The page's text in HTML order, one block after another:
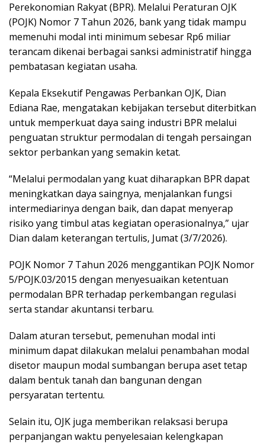
Perekonomian Rakyat (BPR). Melalui Peraturan OJK
(POJK) Nomor 7 Tahun 2026, bank yang tidak mampu
memenuhi modal inti minimum sebesar Rp6 miliar
terancam dikenai berbagai sanksi administratif hingga
pembatasan kegiatan usaha.
Kepala Eksekutif Pengawas Perbankan OJK, Dian
Ediana Rae, mengatakan kebijakan tersebut diterbitkan
untuk memperkuat daya saing industri BPR melalui
penguatan struktur permodalan di tengah persaingan
sektor perbankan yang semakin ketat.
“Melalui permodalan yang kuat diharapkan BPR dapat
meningkatkan daya saingnya, menjalankan fungsi
intermediarinya dengan baik, dan dapat menyerap
risiko yang timbul atas kegiatan operasionalnya,” ujar
Dian dalam keterangan tertulis, Jumat (3/7/2026).
POJK Nomor 7 Tahun 2026 menggantikan POJK Nomor
5/POJK.03/2015 dengan menyesuaikan ketentuan
permodalan BPR terhadap perkembangan regulasi
serta standar akuntansi terbaru.
Dalam aturan tersebut, pemenuhan modal inti
minimum dapat dilakukan melalui penambahan modal
disetor maupun modal sumbangan berupa aset tetap
dalam bentuk tanah dan bangunan dengan
persyaratan tertentu.
Selain itu, OJK juga memberikan relaksasi berupa
perpanjangan waktu penyelesaian kelengkapan